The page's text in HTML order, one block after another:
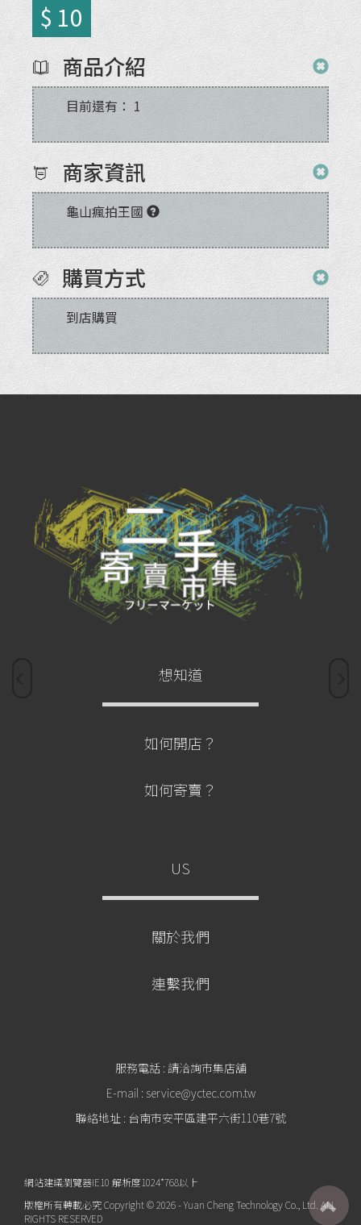
$ 10
商品介紹
目前還有： 1
商家資訊
龜山瘋拍王國
購買方式
到店購買
想知道
如何開店？
如何寄賣？
US
關於我們
連繫我們
服務電話 : 請洽詢市集店舖
E-mail : service@yctec.com.tw
聯絡地址 : 台南市安平區建平六街110巷7號
網站建議瀏覽器IE10 解析度1024*768以上
版權所有轉載必究 Copyright © 2026 - Yuan Cheng Technology Co., Ltd. ALL
RIGHTS RESERVED